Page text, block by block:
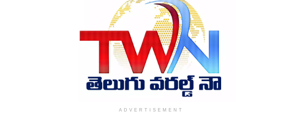
ADVERTISEMENT